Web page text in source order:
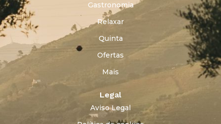
Gastronomia
Relaxar
Quinta
Ofertas
Mais
Legal
Aviso Legal